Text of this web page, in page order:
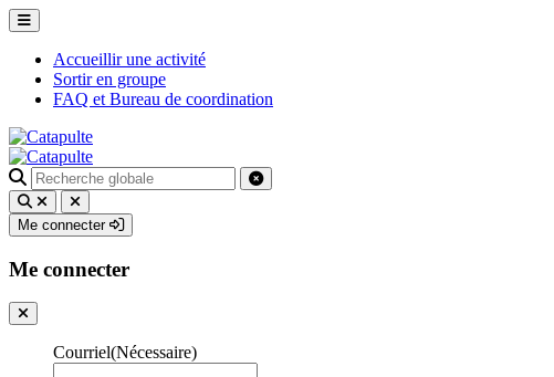
Accueillir une activité
Sortir en groupe
FAQ et Bureau de coordination
Recherche
pour
:
Me connecter
Me connecter
Courriel(Nécessaire)